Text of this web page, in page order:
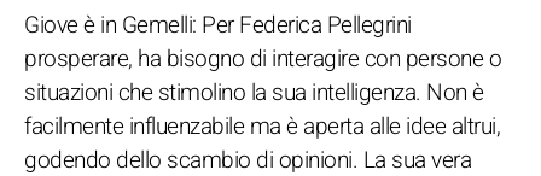
Giove è in Gemelli: Per Federica Pellegrini
prosperare, ha bisogno di interagire con persone o
situazioni che stimolino la sua intelligenza. Non è
facilmente influenzabile ma è aperta alle idee altrui,
godendo dello scambio di opinioni. La sua vera